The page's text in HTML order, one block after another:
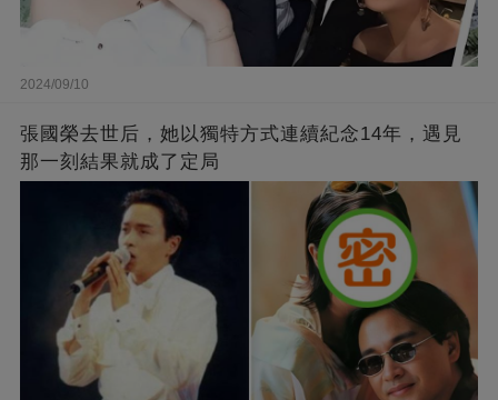
2024/09/10
張國榮去世后，她以獨特方式連續紀念14年，遇見
那一刻結果就成了定局